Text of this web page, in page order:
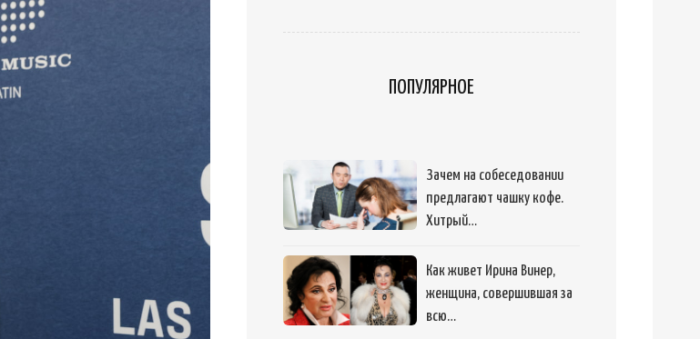
ПОПУЛЯРНОЕ
Зачем на собеседовании
предлагают чашку кофе.
Хитрый…
Как живет Ирина Винер,
женщина, совершившая за
всю…